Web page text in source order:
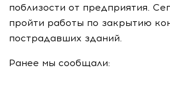
поблизости от предприятия.
пройти работы по закрытию
пострадавших зданий.
Ранее мы сообщали: